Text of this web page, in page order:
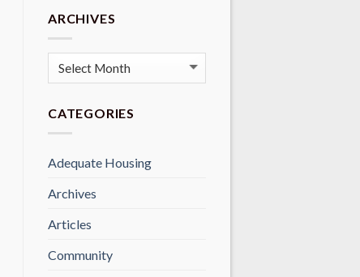
ARCHIVES
Archives
CATEGORIES
Adequate Housing
Archives
Articles
Community